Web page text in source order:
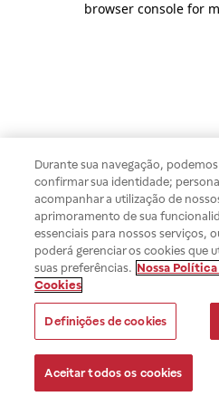
browser console for
Durante sua navegação,
confirmar sua identidade;
acompanhar a utilização de
aprimoramento de sua
essenciais para nossos serviços,
poderá gerenciar os cookies que
suas preferências. Nossa
Cookies
Definições de cookies
Aceitar todos os cookies